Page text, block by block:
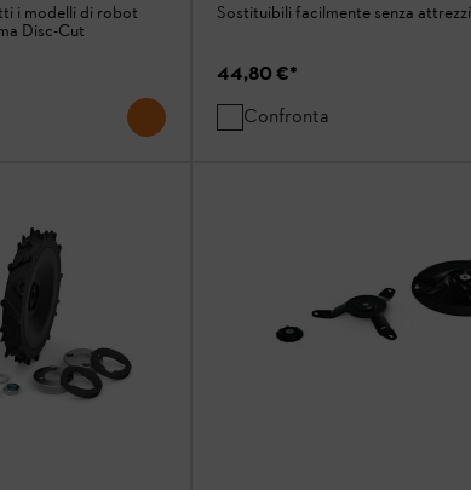
i modelli di robot
Disc-Cut
Sostituibili facilmente senza attrezzi
44,80 €*
Confronta